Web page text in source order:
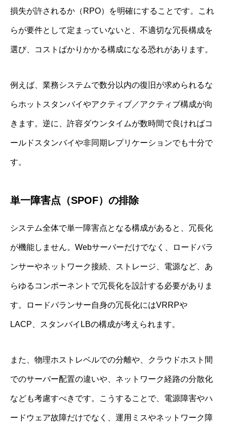
損失が許されるか（RPO）を明確にすることです。これ
らが要件として定まっていないと、不適切な冗長構成を
選び、コストばかりかかる構成になる恐れがあります。
例えば、業務システムで数分以内の復旧が求められるな
らホットスタンバイやアクティブ／アクティブ構成が向
きます。逆に、許容ダウンタイムが数時間で良ければコ
ールドスタンバイや非同期レプリケーションでも十分で
す。
単一障害点（SPOF）の排除
システム全体で単一障害点となる構成があると、冗長化
が機能しません。Webサーバーだけでなく、ロードバラ
ンサーやネットワーク接続、ストレージ、電源など、あ
らゆるコンポーネントで冗長化を設計する必要がありま
す。ロードバランサー自身の冗長化にはVRRPや
LACP、スタンバイLBの構成が考えられます。
また、物理ホストレベルでの分離や、クラウドホスト間
でのサーバー配置の違いや、ネットワーク経路の分散化
なども考慮すべきです。こうすることで、電源障害やハ
ードウェア故障だけでなく、運用ミスやネットワーク障